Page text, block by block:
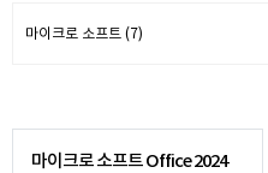
마이크로 소프트 (7)
마이크로 소프트 Office 2024